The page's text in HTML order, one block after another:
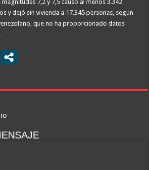
7,2 y 7,5 causó al menos 3.342
y dejó sin vivienda a 17.345 personas, según
que no ha proporcionado datos